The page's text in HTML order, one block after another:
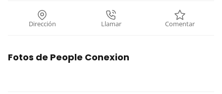
Dirección Llamar Comentar
Fotos de People Conexion